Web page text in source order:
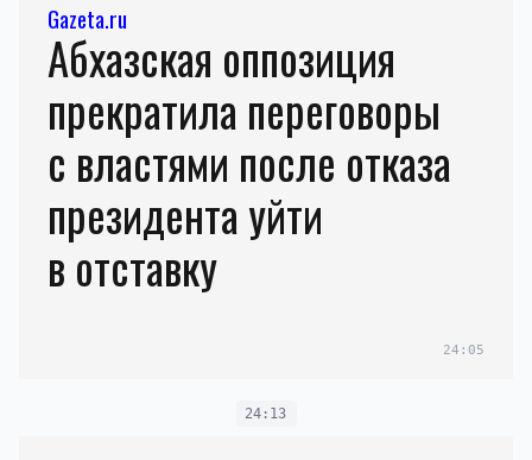
Gazeta.ru
Абхазская оппозиция
прекратила переговоры
с властями после отказа
президента уйти
в отставку
24:05
24:13